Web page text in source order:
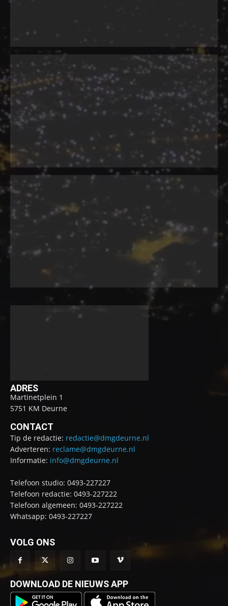
ADRES
Martinetplein 1
5751 KM Deurne
CONTACT
Tip de redactie: redactie@dmgdeurne.nl
Adverteren: reclame@dmgdeurne.nl
Informatie: info@dmgdeurne.nl
Telefoon studio: 0493-227227
Telefoon redactie: 0493-227222
Telefoon algemeen: 0493-227222
Whatsapp: 0493-227227
VOLG ONS
DOWNLOAD DE NIEUWS APP